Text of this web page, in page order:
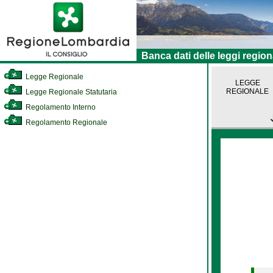
Banca dati delle leggi
Legge Regionale
Legge Regionale Statutaria
Regolamento Interno
Regolamento Regionale
LEGGE
REGIONALE